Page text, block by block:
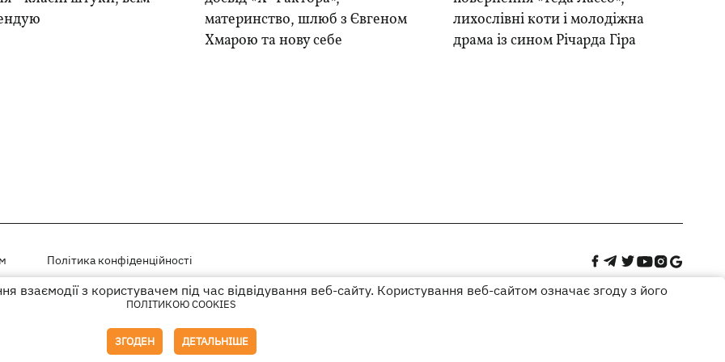
материнство, шлюб з Євгеном
Хмарою та нову себе
лихослівні коти і молодіжна
драма із сином Річарда Гіра
Політика конфіденційності
на правах рекламиз користувачем під час відвідування веб-сайту. Користування веб-сайтом означає згоду з його
ПОЛІТИКОЮ COOKIES
ЗГОДЕН ДЕТАЛЬНІШЕ